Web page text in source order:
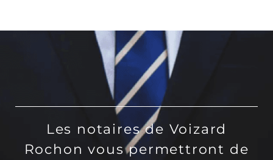
Les notaires de Voizard
Rochon vous permettront de